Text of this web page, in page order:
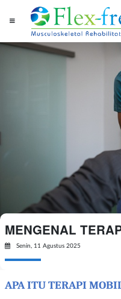
MENGENAL
Senin, 11 Agustus 2025
APA ITU TERAPI